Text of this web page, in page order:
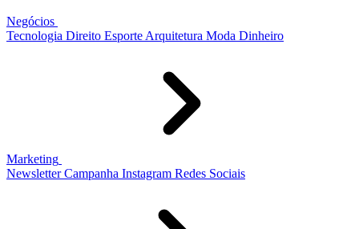
Negócios
Tecnologia Direito Esporte Arquitetura Moda Dinheiro
Marketing
Newsletter Campanha Instagram Redes Sociais